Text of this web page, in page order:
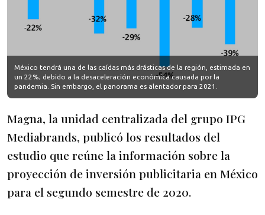
México tendrá una de las caídas más drásticas de la región, estimada en
un 22%; debido a la desaceleración económica causada por la
pandemia. Sin embargo, el panorama es alentador para 2021.
Magna, la unidad centralizada del grupo IPG
Mediabrands, publicó los resultados del
estudio que reúne la información sobre la
proyección de inversión publicitaria en México
para el segundo semestre de 2020.